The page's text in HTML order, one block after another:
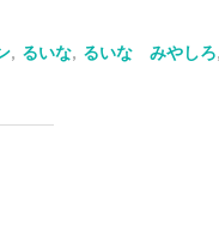
, るいな, るいな みやしろ,